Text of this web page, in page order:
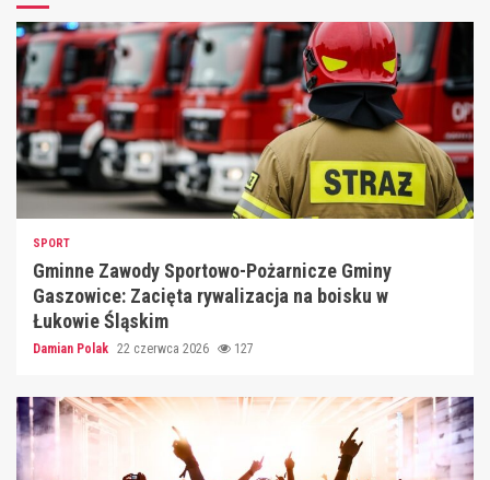
SPORT
Gminne Zawody Sportowo-Pożarnicze Gminy
Gaszowice: Zacięta rywalizacja na boisku w
Łukowie Śląskim
Damian Polak 22 czerwca 2026 127